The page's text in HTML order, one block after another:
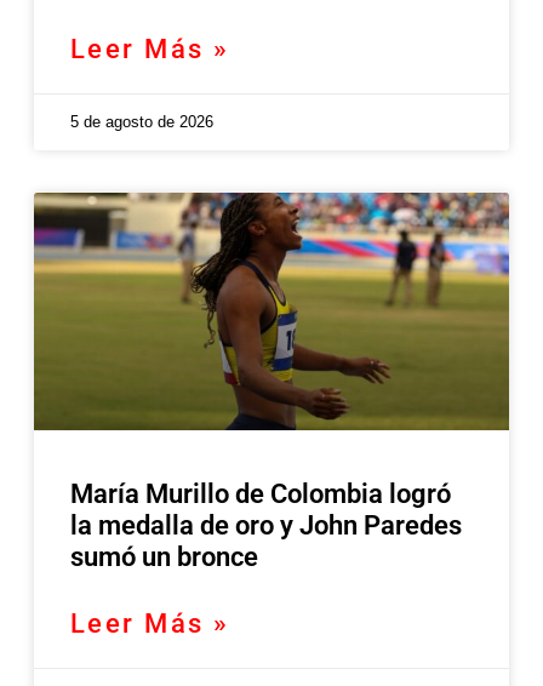
Leer Más »
5 de agosto de 2026
María Murillo de Colombia logró
la medalla de oro y John Paredes
sumó un bronce
Leer Más »